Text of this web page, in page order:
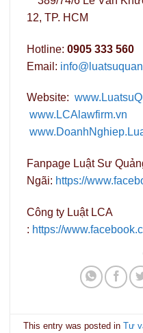
12, TP. HCM
Hotline: 0905 333 560
Email:
Website:
www.LCAlawfirm.vn
Fanpage Luật Sư
Ngãi: https://
Công ty Luật
: https://
This entry was posted inTư